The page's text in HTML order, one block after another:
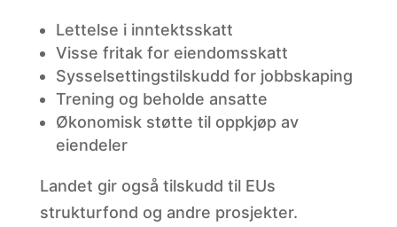
Lettelse i inntektsskatt
Visse fritak for eiendomsskatt
Sysselsettingstilskudd for jobbskaping
Trening og beholde ansatte
Økonomiskstøtte til oppkjøp av
eiendeler
Landet gir også tilskudd til EUs
strukturfond og andre prosjekter.